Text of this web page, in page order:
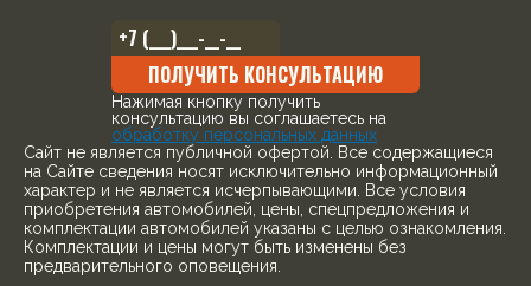
ПОЛУЧИТЬ КОНСУЛЬТАЦИЮ
Нажимая кнопку получить
консультацию вы соглашаетесь на
обработку персональных данных
Cайт не является публичной офертой. Все содержащиеся
на Сайте сведения носят исключительно информационный
характер и не является исчерпывающими. Все условия
приобретения автомобилей, цены, спецпредложения и
комплектации автомобилей указаны с целью ознакомления.
Комплектации и цены могут быть изменены без
предварительного оповещения.